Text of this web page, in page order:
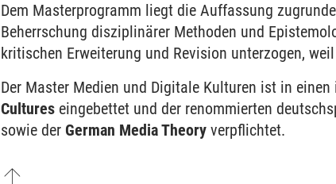
Dem Master­programm liegt die Auf­fassung
Beherr­schung disziplinärer Methoden und
kritischen Er­weiterung und Revision unter­zogen,
Der Master Medien und Digitale Kulturen ist in
Cultures ein­gebettet und der renommierten
sowie der German Media Theory ver­pflichtet.